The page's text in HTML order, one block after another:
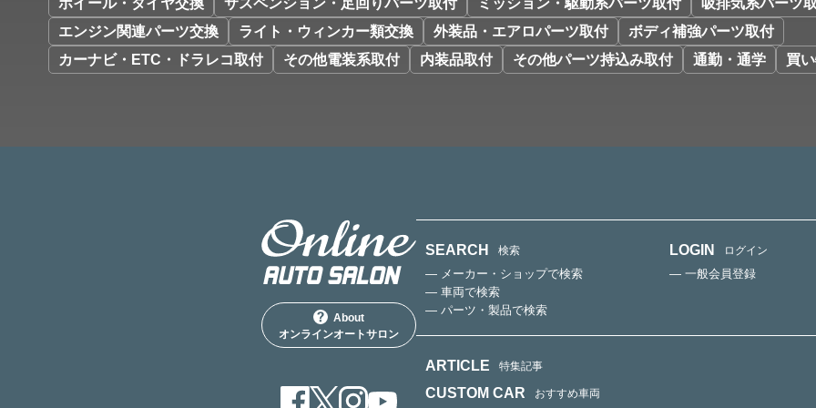
ホイール・タイヤ交換 サスペンション・足回りパーツ取付 ミッション・駆動系パーツ取付
吸排気系パーツ
エンジン関連パーツ交換
ライト・ウィンカー類交換 外装品・エアロパーツ取付
ボディ補強パーツ取付
カーナビ・ETC・ドラレコ取付
その他電装系取付 内装品取付 その他パーツ持込み取付 通勤・通学 買
About
オンラインオートサロン
SEARCH 検索
— メーカー・ショップで検索
— 車両で検索
— パーツ・製品で検索
LOGIN ログイン
— 一般会員登録
ARTICLE 特集記事
CUSTOM CAR おすすめ車両